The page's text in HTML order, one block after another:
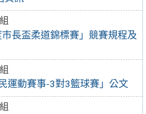
市長盃柔道錦標賽」競賽規程及
運動賽事-3對3籃球賽」公文